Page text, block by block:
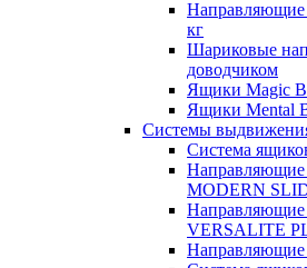
Направляющие
кг
Шариковые
доводчиком
Ящики Magic
Ящики Mental
Системы
Система
Направляющие
MODERN
VERSALITE
Направляющие